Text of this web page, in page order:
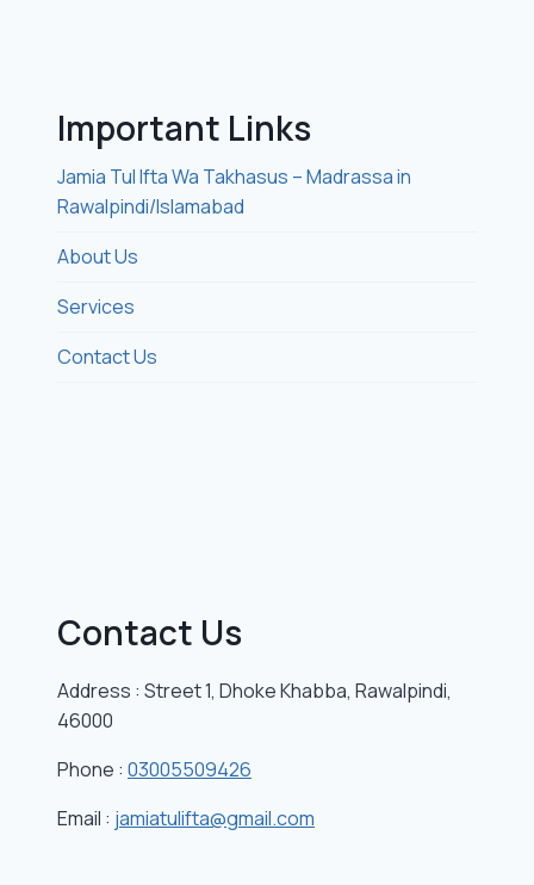
Important Links
Jamia Tul Ifta Wa Takhasus – Madrassa in
Rawalpindi/Islamabad
About Us
Services
Contact Us
Contact Us
Address : Street 1, Dhoke Khabba, Rawalpindi,
46000
Phone : 03005509426
Email : jamiatulifta@gmail.com